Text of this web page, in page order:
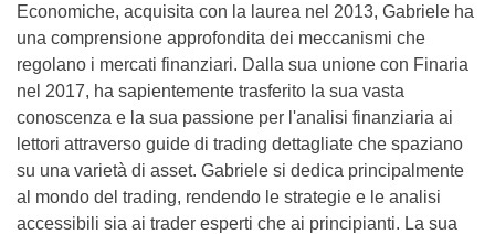
Economiche, acquisita con la laurea nel 2013, Gabriele ha
una comprensione approfondita dei meccanismi che
regolano i mercati finanziari. Dalla sua unione con Finaria
nel 2017, ha sapientemente trasferito la sua vasta
conoscenza e la sua passione per l'analisi finanziaria ai
lettori attraverso guide di trading dettagliate che spaziano
su una varietà di asset. Gabriele si dedica principalmente
al mondo del trading, rendendo le strategie e le analisi
accessibili sia ai trader esperti che ai principianti. La sua